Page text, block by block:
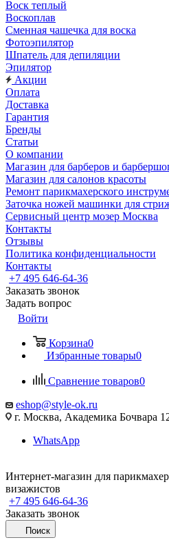
Воск теплый
Воскоплав
Сменная чашечка для воска
Фотоэпилятор
Шпатель для депиляции
Эпилятор
Акции
Оплата
Доставка
Гарантия
Бренды
Статьи
О компании
Магазин для барберов и
Магазин для салонов красоты
Ремонт парикмахерского
Заточка ножей машинки для
Сервисный центр мозер Москва
Контакты
Отзывы
Политика конфиденциальности
Контакты
+7 495 646-64-36
Заказать звонок
Задать вопрос
Войти
Корзина0
Избранные товары0
Сравнение товаров0
eshop@style-ok.ru
г. Москва, Академика Бочвара
WhatsApp
Интернет-магазин для
визажистов
+7 495 646-64-36
Заказать звонок
Поиск